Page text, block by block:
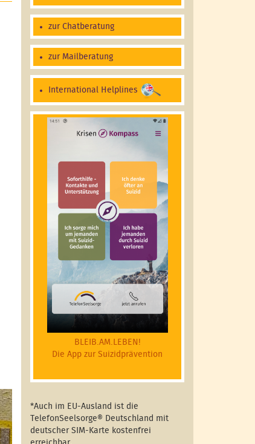
zur Chatberatung
zur Mailberatung
International Helplines
BLEIB.AM.LEBEN!
Die App zur Suizidprävention
*Auch im EU-Ausland ist die
TelefonSeelsorge® Deutschland mit
deutscher SIM-Karte kostenfrei